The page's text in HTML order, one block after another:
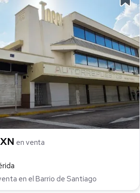
en venta
en el Barrio de Santiago